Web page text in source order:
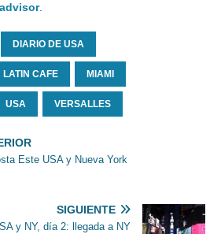
.
DIARIO DE USA
LATIN CAFE MIAMI
USA VERSALLES
Este USA y Nueva York
SIGUIENTE
y NY, día 2: llegada a NY